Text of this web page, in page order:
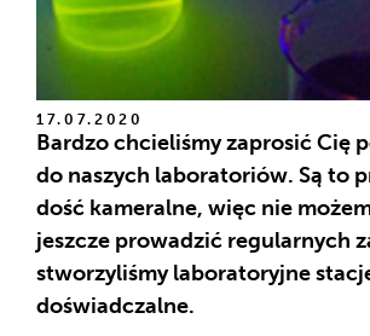
17.07.2020
Bardzo chcieliśmy zaprosić Cię
do naszych laboratoriów. Są to
dość kameralne, więc nie
jeszcze prowadzić regularnych
stworzyliśmy laboratoryjne
doświadczalne.